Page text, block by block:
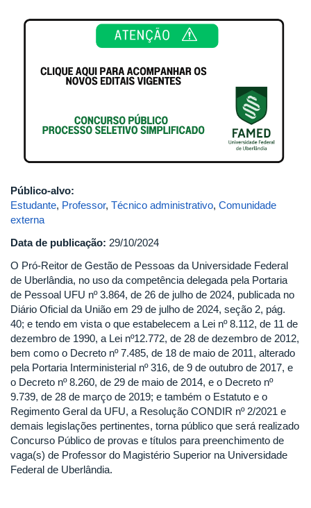
pss_concurso.png
Público-alvo:
Estudante, Professor, Técnico administrativo, Comunidade
externa
Data de publicação: 29/10/2024
O Pró-Reitor de Gestão de Pessoas da Universidade Federal
de Uberlândia, no uso da competência delegada pela Portaria
de Pessoal UFU nº 3.864, de 26 de julho de 2024, publicada no
Diário Oficial da União em 29 de julho de 2024, seção 2, pág.
40; e tendo em vista o que estabelecem a Lei nº 8.112, de 11 de
dezembro de 1990, a Lei nº12.772, de 28 de dezembro de 2012,
bem como o Decreto nº 7.485, de 18 de maio de 2011, alterado
pela Portaria Interministerial nº 316, de 9 de outubro de 2017, e
o Decreto nº 8.260, de 29 de maio de 2014, e o Decreto nº
9.739, de 28 de março de 2019; e também o Estatuto e o
Regimento Geral da UFU, a Resolução CONDIR nº 2/2021 e
demais legislações pertinentes, torna público que será realizado
Concurso Público de provas e títulos para preenchimento de
vaga(s) de Professor do Magistério Superior na Universidade
Federal de Uberlândia.